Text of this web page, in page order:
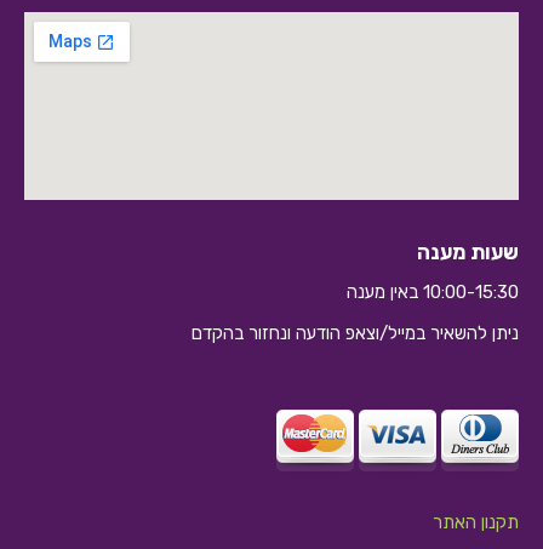
שעות מענה
10:00-15:30 באין מענה
ניתן להשאיר במייל/וצאפ הודעה ונחזור בהקדם
תקנון האתר